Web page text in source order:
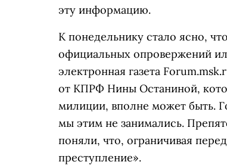
эту информацию.
К понедельнику стало ясно,
официальных опровержений
электронная газета
от КПРФ Нины Останиной,
милиции, вполне может быть.
мы этим не занимались.
поняли, что, ограничивая
преступление».